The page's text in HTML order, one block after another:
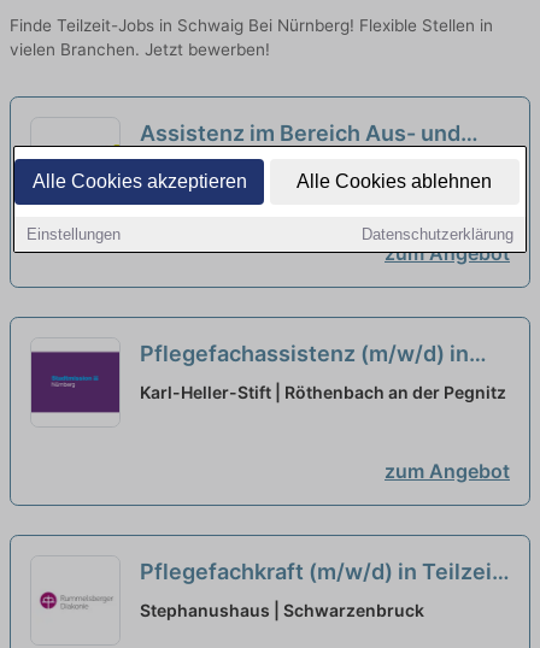
Alle Cookies akzeptieren Alle Cookies ablehnen
Einstellungen Datenschutzerklärung
Finde Teilzeit-Jobs in Schwaig Bei Nürnberg! Flexible Stellen in
vielen Branchen. Jetzt bewerben!
Assistenz im Bereich Aus- und
Weiterbildung in Teilzeit (m,w,d)
neu
ARD.ZDF medienakademie | Nürnberg,
Mittelfranken
zum Angebot
Pflegefachassistenz (m/w/d) in
Teilzeit - Hier finden Sie Ihren Job
Karl-Heller-Stift | Röthenbach an der Pegnitz
zum Angebot
Pflegefachkraft (m/w/d) in Teilzeit
(50-80%) - Zusammen an einem
Stephanushaus | Schwarzenbruck